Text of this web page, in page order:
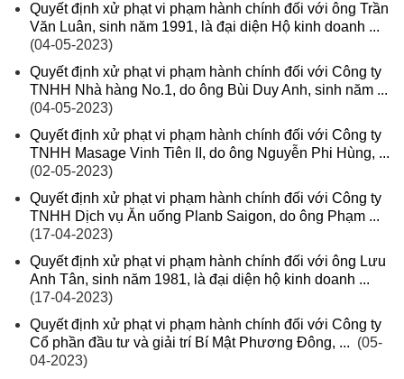
Quyết định xử phạt vi phạm hành chính đối với ông Trần
Văn Luân, sinh năm 1991, là đại diện Hộ kinh doanh ...
(04-05-2023)
Quyết định xử phạt vi phạm hành chính đối với Công ty
TNHH Nhà hàng No.1, do ông Bùi Duy Anh, sinh năm ...
(04-05-2023)
Quyết định xử phạt vi phạm hành chính đối với Công ty
TNHH Masage Vinh Tiên II, do ông Nguyễn Phi Hùng, ...
(02-05-2023)
Quyết định xử phạt vi phạm hành chính đối với Công ty
TNHH Dịch vụ Ăn uống Planb Saigon, do ông Phạm ...
(17-04-2023)
Quyết định xử phạt vi phạm hành chính đối với ông Lưu
Anh Tân, sinh năm 1981, là đại diện hộ kinh doanh ...
(17-04-2023)
Quyết định xử phạt vi phạm hành chính đối với Công ty
Cổ phần đầu tư và giải trí Bí Mật Phương Đông, ... (05-
04-2023)